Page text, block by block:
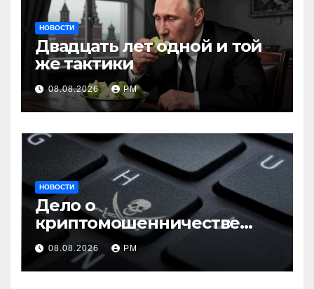
НОВОСТИ
Двадцать лет одной и той
же тактики
08.08.2026 РМ
НОВОСТИ
Дело о
криптомошенничестве
оборачивают в содействие
терроризму
08.08.2026 РМ